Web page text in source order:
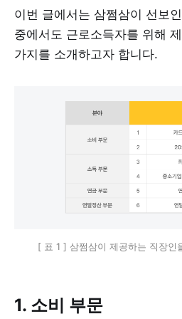
이번 글에서는 삼쩜삼이 선보
중에서도 근로소득자를 위해
가지를 소개하고자 합니다.
[ 표 1 ] 삼쩜삼이 제공하는 직장인
1. 소비 부문